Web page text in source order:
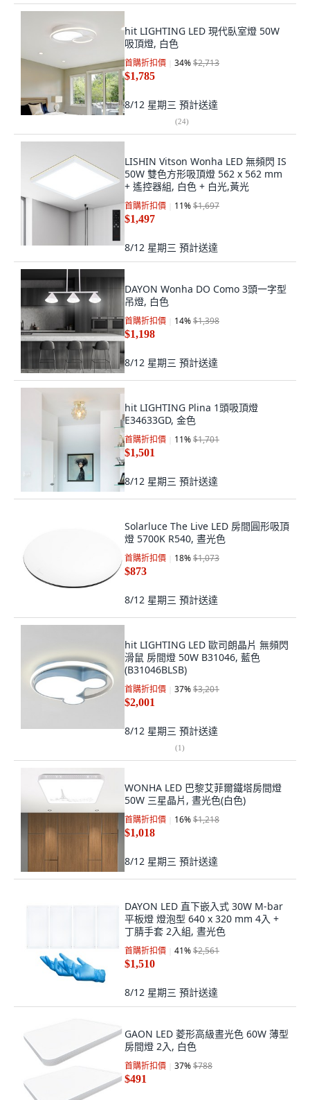
hit LIGHTING LED 現代臥室燈 50W
吸頂燈, 白色
首購折扣價 34%$2,713
$1,785
8/12 星期三 預計送達
(24)
LISHIN Vitson Wonha LED 無頻閃 IS
50W 雙色方形吸頂燈 562 x 562 mm
+ 遙控器組, 白色 + 白光,黃光
首購折扣價 11%$1,697
$1,497
8/12 星期三 預計送達
DAYON Wonha DO Como 3頭一字型
吊燈, 白色
首購折扣價 14%$1,398
$1,198
8/12 星期三 預計送達
hit LIGHTING Plina 1頭吸頂燈
E34633GD, 金色
首購折扣價 11%$1,701
$1,501
8/12 星期三 預計送達
Solarluce The Live LED 房間圓形吸頂
燈 5700K R540, 晝光色
首購折扣價 18%$1,073
$873
8/12 星期三 預計送達
hit LIGHTING LED 歐司朗晶片 無頻閃
滑鼠 房間燈 50W B31046, 藍色
(B31046BLSB)
首購折扣價 37%$3,201
$2,001
8/12 星期三 預計送達
(1)
WONHA LED 巴黎艾菲爾鐵塔房間燈
50W 三星晶片, 晝光色(白色)
首購折扣價 16%$1,218
$1,018
8/12 星期三 預計送達
DAYON LED 直下嵌入式 30W M-bar
平板燈 燈泡型 640 x 320 mm 4入 +
丁腈手套 2入組, 晝光色
首購折扣價 41%$2,561
$1,510
8/12 星期三 預計送達
GAON LED 菱形高級晝光色 60W 薄型
房間燈 2入, 白色
首購折扣價 37%$788
$491